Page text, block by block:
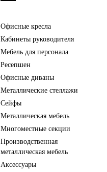
Офисные кресла
Кабинеты руководителя
Мебель для персонала
Ресепшен
Офисные диваны
Металлические стеллажи
Сейфы
Металлическая мебель
Многоместные секции
Производственная
металлическая мебель
Аксессуары